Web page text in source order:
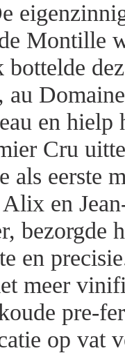
Montille
bottelde
au
en hielp
Cru
als eerste
en
en
meer
pre-
op vat